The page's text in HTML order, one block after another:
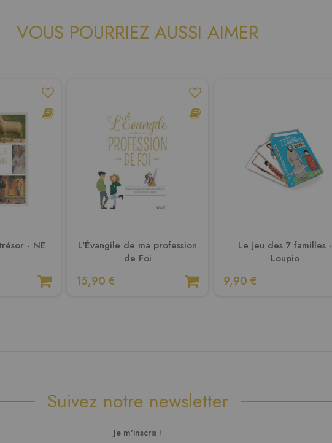
VOUS POURRIEZ AUSSI AIMER
- NE
L'Évangile de ma profession
de Foi
15,90 €
Le jeu des 7 familles -
Loupio
9,90 €
Suivez notre newsletter
Je m'inscris !